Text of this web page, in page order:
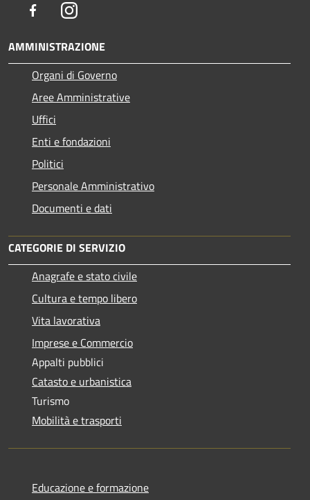
FacebookInstagram
AMMINISTRAZIONE
Organi di Governo
Aree Amministrative
Uffici
Enti e fondazioni
Politici
Personale Amministrativo
Documenti e dati
CATEGORIE DI SERVIZIO
Anagrafe e stato civile
Cultura e tempo libero
Vita lavorativa
Imprese e Commercio
Appalti pubblici
Catasto e urbanistica
Turismo
Mobilità e trasporti
Educazione e formazione